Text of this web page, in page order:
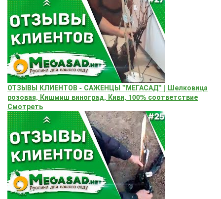
ОТЗЫВЫ КЛИЕНТОВ - САЖЕНЦЫ "МЕГАСАД" | Шелковица
розовая, Кишмиш виноград, Киви, 100% соответствие
Смотреть